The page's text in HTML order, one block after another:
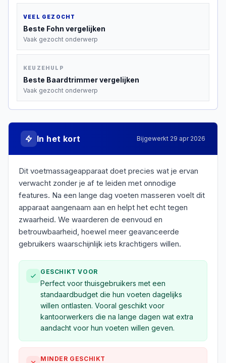
VEEL GEZOCHT
Beste Fohn vergelijken
Vaak gezocht onderwerp
KEUZEHULP
Beste Baardtrimmervergelijken
Vaak gezocht onderwerp
In het kort Bijgewerkt 29 apr 2026
Dit voetmassageapparaat doet precies wat je ervan
verwacht zonder je af te leiden met onnodige
features. Na een lange dag voeten masseren voelt dit
apparaat aangenaam aan en helpt het echt tegen
zwaarheid. We waarderen de eenvoud en
betrouwbaarheid, hoewel meer geavanceerde
gebruikers waarschijnlijk iets krachtigers willen.
GESCHIKT VOOR
Perfect voor thuisgebruikers met een
standaardbudget die hun voeten dagelijks
willen ontlasten. Vooral geschikt voor
kantoorwerkers die na lange dagen wat extra
aandacht voor hun voeten willen geven.
MINDER GESCHIKT